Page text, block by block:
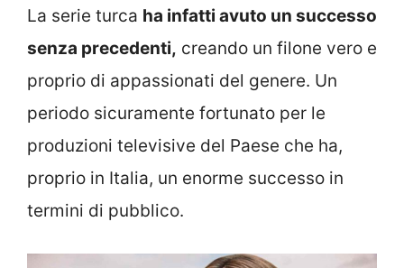
La serie turca ha infatti avuto un successo
senza precedenti, creando un filone vero e
proprio di appassionati del genere. Un
periodo sicuramente fortunato per le
produzioni televisive del Paese che ha,
proprio in Italia, un enorme successo in
termini di pubblico.